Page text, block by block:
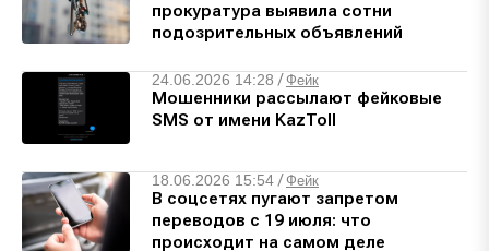
прокуратура выявила сотни
подозрительных объявлений
24.06.2026 14:28 /Фейк
Мошенники рассылают фейковые
SMS от имени KazToll
18.06.2026 15:54 /Фейк
В соцсетях пугают запретом
переводов с 19 июля: что
происходит на самом деле